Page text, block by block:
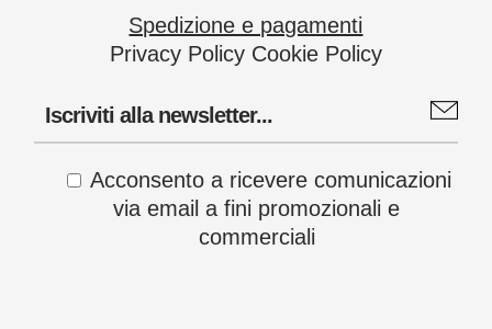
Spedizione e pagamenti
Privacy Policy Cookie Policy
Acconsento a ricevere comunicazioni
via email a fini promozionali e
commerciali